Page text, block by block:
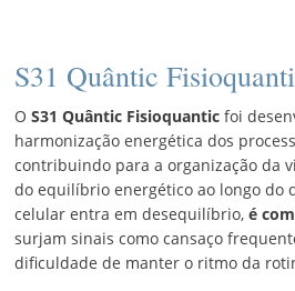
S31 Quântic
OS31 Quântic Fisioquantic foi
harmonização energética dos
contribuindo para a organização da
do equilíbrio energético ao longo do
celular entra em desequilíbrio,é
surjam sinais como cansaço
dificuldade de manter o ritmo da